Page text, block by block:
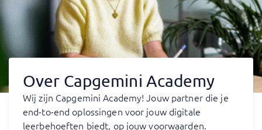
Over Capgemini Academy
Wij zijn Capgemini Academy! Jouw partner die je
end-to-end oplossingen voor jouw digitale
leerbehoeften biedt, op jouw voorwaarden.